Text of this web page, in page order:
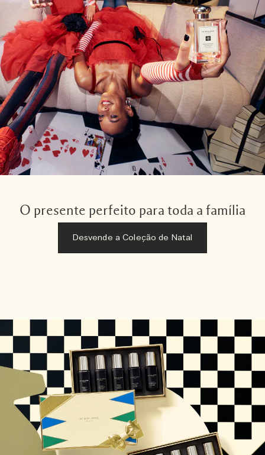
O presente perfeito para toda a família
Desvende a Coleção de Natal